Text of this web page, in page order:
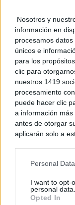
Nosotros y
información en
procesamos
únicos e
para los
clic para
nuestros 1419
procesamiento
puede hacer clic
a información
antes de otorgar
aplicarán solo a
rechazar tal
a este sitio y
parte inferior de la
Personal
I want to opt-
personal data.
Opted In
TE
Corepunk MMORPG
Un verdadero